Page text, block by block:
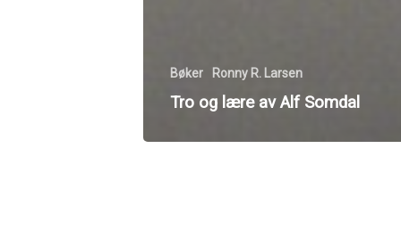
Bøker Ronny R. Larsen
Tro og lære av Alf Somdal